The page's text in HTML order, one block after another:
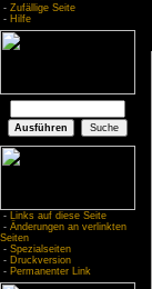
- Zufällige Seite
- Hilfe
- Links auf diese Seite
- Änderungen an verlinkten
Seiten
- Spezialseiten
- Druckversion
- Permanenter Link